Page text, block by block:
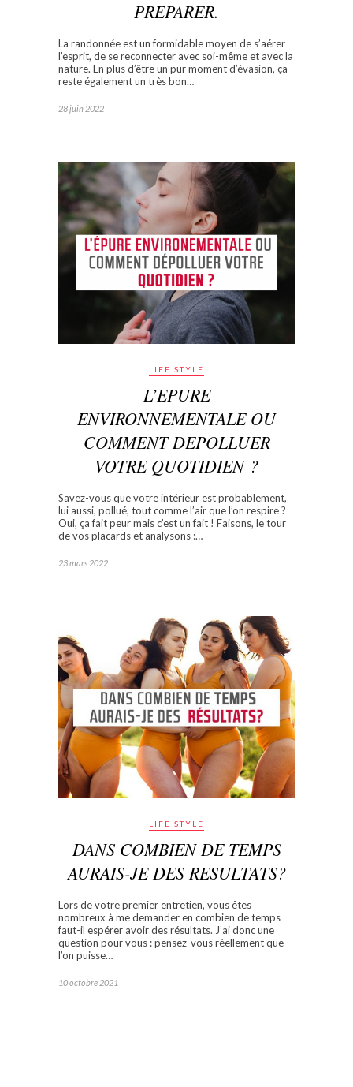
PREPARER.
La randonnée est un formidable moyen de s’aérer
l’esprit, de se reconnecter avec soi-même et avec la
nature. En plus d’être un pur moment d’évasion, ça
reste également un très bon…
28 juin 2022
LIFE STYLE
L’EPURE
ENVIRONNEMENTALE OU
COMMENT DEPOLLUER
VOTRE QUOTIDIEN ?
Savez-vous que votre intérieur est probablement,
lui aussi, pollué, tout comme l’air que l’on respire ?
Oui, ça fait peur mais c’est un fait ! Faisons, le tour
de vos placards et analysons :…
23 mars 2022
LIFE STYLE
DANS COMBIEN DE TEMPS
AURAIS-JE DES RESULTATS?
Lors de votre premier entretien, vous êtes
nombreux à me demander en combien de temps
faut-il espérer avoir des résultats. J’ai donc une
question pour vous : pensez-vous réellement que
l’on puisse…
10 octobre 2021